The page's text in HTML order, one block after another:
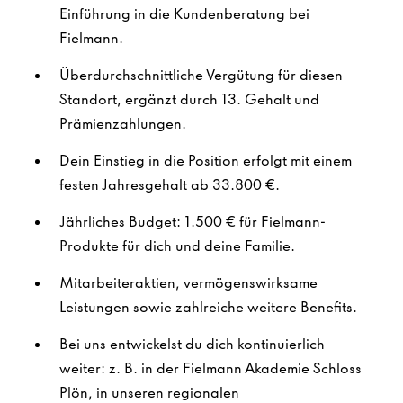
Einführung in die Kundenberatung bei
Fielmann.
Überdurchschnittliche Vergütung für diesen
Standort, ergänzt durch 13. Gehalt und
Prämienzahlungen.
Dein Einstieg in die Position erfolgt mit einem
festen Jahresgehalt ab 33.800 €.
Jährliches Budget: 1.500 € für Fielmann-
Produkte für dich und deine Familie.
Mitarbeiteraktien, vermögenswirksame
Leistungen sowie zahlreiche weitere Benefits.
Bei uns entwickelst du dich kontinuierlich
weiter: z. B. in der Fielmann Akademie Schloss
Plön, in unseren regionalen